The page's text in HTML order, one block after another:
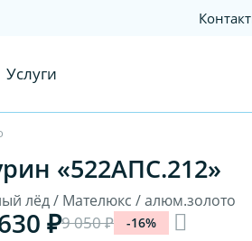
Услуги
«522АПС.212»
лёд / Мателюкс / алюм.золото
₽9 050 ₽ -16%